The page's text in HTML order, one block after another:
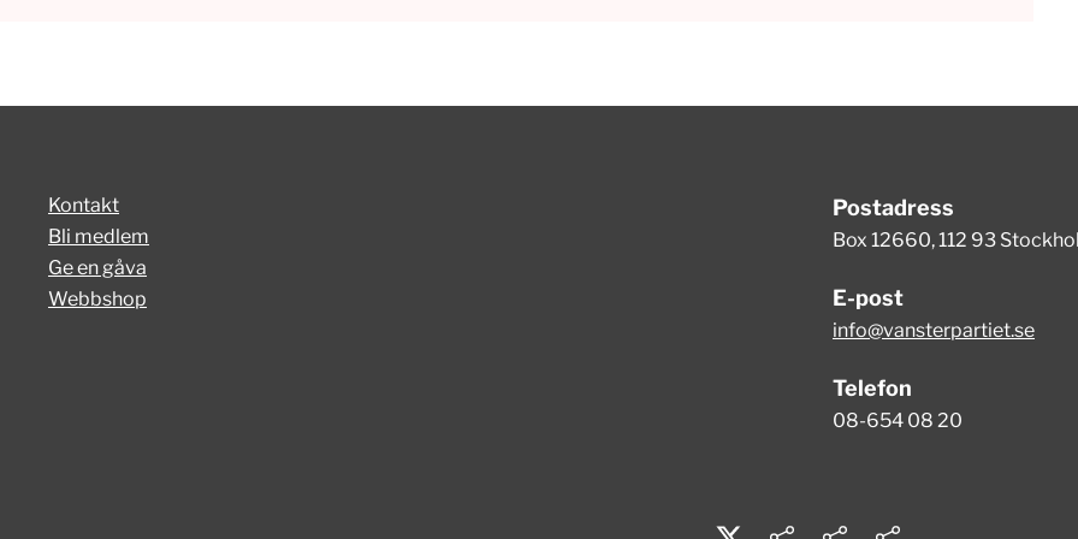
Kontakt
Bli medlem
Ge en gåva
Webbshop
Postadress
Box 12660, 112 93
E-post
info@vansterpartiet.se
Telefon
08-654 08 20